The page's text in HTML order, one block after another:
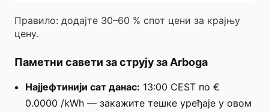
Правило: додајте 30–60 % спот цени за крајњу
цену.
Паметни савети за струју за Arboga
Најјефтинији сат данас: 13:00 CEST по €
0.0000 /kWh — закажите тешке уређаје у овом